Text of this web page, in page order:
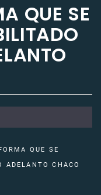
QUE SE
QUE SE
ADELANTO CHACO